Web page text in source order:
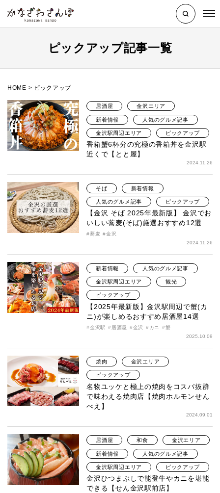
ピックアップ記事一覧
HOME > ピックアップ
居酒屋 金沢エリア
新着情報 人気のグルメ記事
金沢駅周辺エリア ピックアップ
香箱蟹6杯分の究極の香箱丼を金沢駅
近くで【とと屋】
2024.11.26
そば 新着情報
人気のグルメ記事 ピックアップ
【金沢 そば 2025年最新版】 金沢でお
いしい蕎麦(そば)厳選おすすめ12選
蕎麦
金沢
2024.11.26
新着情報 人気のグルメ記事
金沢駅周辺エリア 観光
ピックアップ
【2025年最新版】金沢駅周辺で蟹(カ
ニ)が楽しめるおすすめ居酒屋14選
金沢駅 居酒屋 金沢 カニ
蟹
2025.10.09
焼肉 金沢エリア
ピックアップ
名物ユッケと極上の焼肉をコスパ抜群
で味わえる焼肉店【焼肉ホルモンせん
べえ】
2024.09.01
居酒屋 和食 金沢エリア
新着情報 人気のグルメ記事
金沢駅周辺エリア ピックアップ
金沢ひつまぶしで能登牛やカニを堪能
できる【せん金沢駅前店】